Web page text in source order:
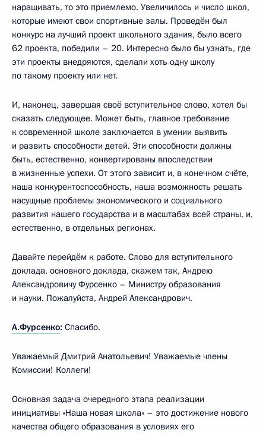
наращивать, то это приемлемо. Увеличилось и число школ,
которые имеют свои спортивные залы. Проведён был
конкурс на лучший проект школьного здания, было всего
62 проекта, победили – 20. Интересно было бы узнать, где
эти проекты внедряются, сделали хоть одну школу
по такому проекту или нет.
И, наконец, завершая своё вступительное слово, хотел бы
сказать следующее. Может быть, главное требование
к современной школе заключается в умении выявить
и развить способности детей. Эти способности должны
быть, естественно, конвертированы впоследствии
в жизненные успехи. От этого зависит и, в конечном счёте,
наша конкурентоспособность, наша возможность решать
насущные проблемы экономического и социального
развития нашего государства и в масштабах всей страны, и,
естественно, в отдельных регионах.
Давайте перейдём к работе. Слово для вступительного
доклада, основного доклада, скажем так, Андрею
Александровичу Фурсенко – Министру образования
и науки. Пожалуйста, Андрей Александрович.
А.Фурсенко: Спасибо.
Уважаемый Дмитрий Анатольевич! Уважаемые члены
Комиссии! Коллеги!
Основная задача очередного этапа реализации
инициативы «Наша новая школа» – это достижение нового
качества общего образования в условиях его